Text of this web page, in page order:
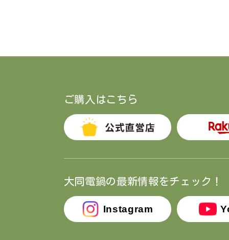
ご購入はこちら
大同電鍋の最新情報をチェック！
Instagram